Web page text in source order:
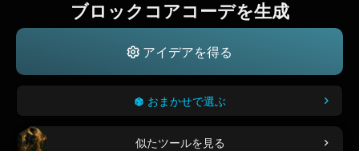
ブロックコアコーデを生成
アイデアを得る
おまかせで選ぶ
似たツールを見る